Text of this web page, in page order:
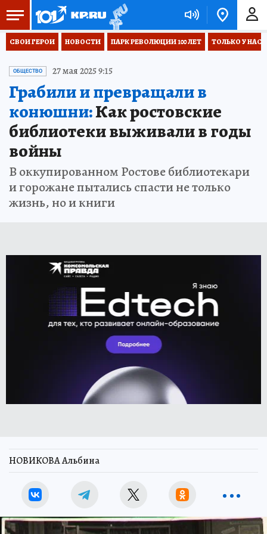
СВОИ ГЕРОИ НОВОСТИ ПАРК РЕВОЛЮЦИИ 100 ЛЕТ ТОЛЬКО У НАС
ОБЩЕСТВО 27 мая 2025 9:15
Грабили и превращали в
конюшни:Как ростовские
библиотеки выживали в годы
войны
В оккупированном Ростове библиотекари
и горожане пытались спасти не только
жизнь, но и книги
НОВИКОВА Альбина